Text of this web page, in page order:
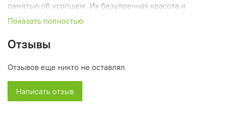
памятью об усопшем. Их безупречная красота и
благородство делают этот букет особенно уместным на
ухода близкого человека.
Этот букет из живых цветов формируется вручную из
свежих роз, подобранных с учетом ритуальных
традиций. Черная атласная лента, аккуратно завязанная
Показать полностью
Отзывы
Отзывов еще никто не оставлял
Написать отзыв